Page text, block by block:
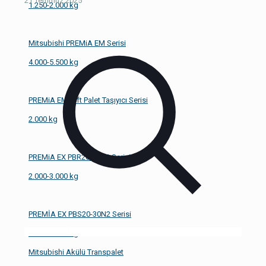
1.250-2.000 kg
Mitsubishi PREMiA EM Serisi
4.000-5.500 kg
PREMiA EM Çift Palet Taşıyıcı Serisi
2.000 kg
PREMiA EX PBR20-30N2 Serisi
2.000-3.000 kg
PREMİA EX PBS20-30N2 Serisi
Mitsubishi Akülü Transpalet